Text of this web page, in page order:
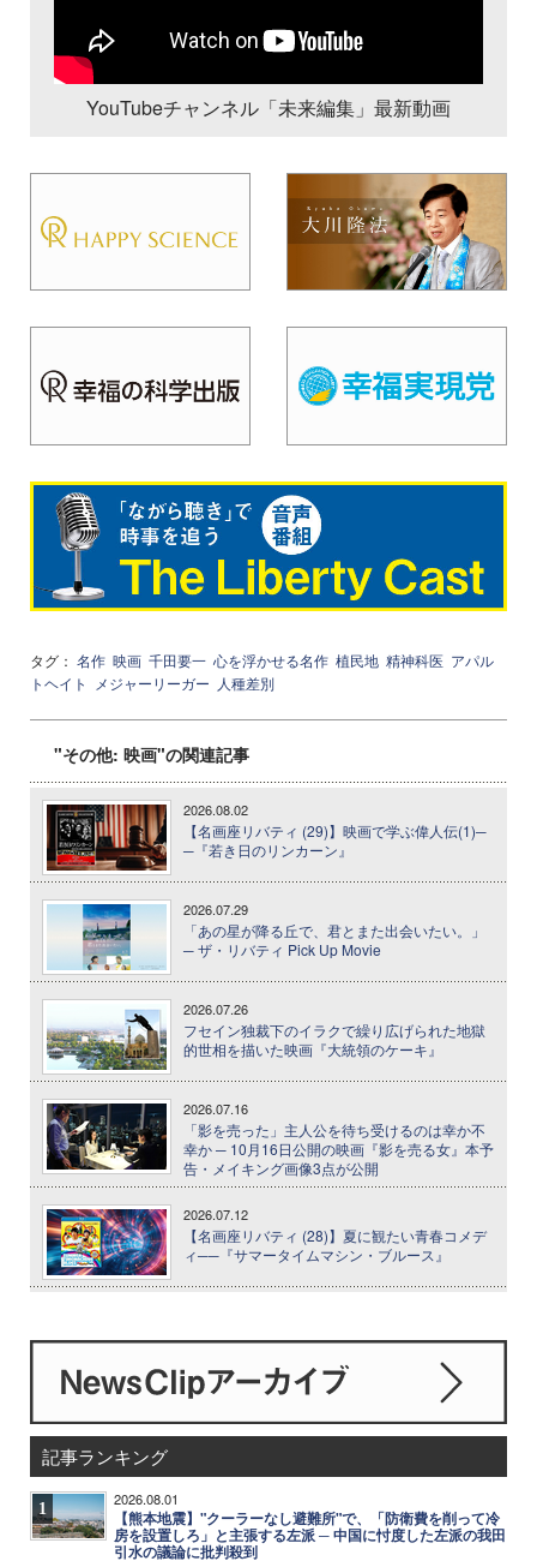
YouTubeチャンネル「未来編集」最新動画
タグ： 名作 映画 千田要一 心を浮かせる名作 植民地 精神科医 アパル
トヘイト
メジャーリーガー 人種差別
"その他: 映画"の関連記事
2026.08.02
【名画座リバティ (29)】映画で学ぶ偉人伝(1)─
─『若き日のリンカーン』
2026.07.29
「あの星が降る丘で、君とまた出会いたい。」
─ ザ・リバティ Pick Up Movie
2026.07.26
フセイン独裁下のイラクで繰り広げられた地獄
的世相を描いた映画『大統領のケーキ』
2026.07.16
「影を売った」主人公を待ち受けるのは幸か不
幸か ─ 10月16日公開の映画『影を売る女』本予
告・メイキング画像3点が公開
2026.07.12
【名画座リバティ (28)】夏に観たい青春コメデ
ィ──『サマータイムマシン・ブルース』
記事ランキング
1 2026.08.01
【熊本地震】"クーラーなし避難所"で、「防衛費を削って冷
房を設置しろ」と主張する左派 ─ 中国に忖度した左派の我田
引水の議論に批判殺到